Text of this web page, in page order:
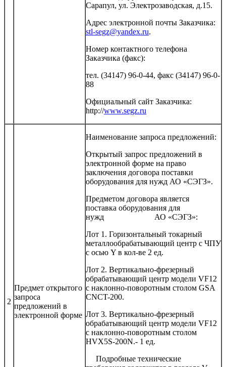
Сарапул, ул. Электрозаводская, д.15.
Адрес электронной почты Заказчика:
stl-segz@yandex.ru.
Номер контактного телефона
Заказчика (факс):
тел. (34147) 96-0-44, факс (34147) 96-0-
88
Официальный сайт Заказчика:
http://www.segz.ru
2
Предмет открытого
запроса
предложений в
электронной форме
Наименование запроса предложений:
Открытый запрос предложений в
электронной форме на право
заключения договора поставки
оборудования для нужд АО «СЭГЗ».
Предметом договора является
поставка оборудования для
нужд АО «СЭГЗ»:
Лот 1. Горизонтальный токарный
металлообрабатывающий центр с ЧПУ
с осью Y в кол-ве 2 ед.
Лот 2. Вертикально-фрезерный
обрабатывающий центр модели VF12
с наклонно-поворотным столом GSA
CNCT-200.
Лот 3. Вертикально-фрезерный
обрабатывающий центр модели VF12
с наклонно-поворотным столом
HVX5S-200N.- 1 ед.
Подробные технические